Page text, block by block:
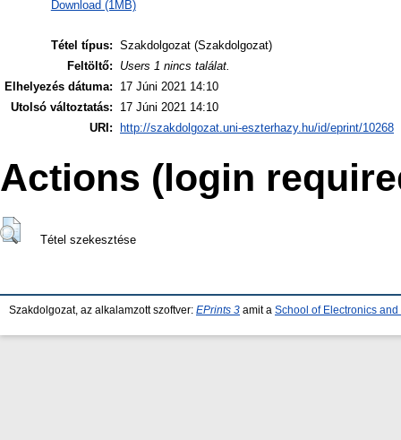
Download (1MB)
Tétel típus: Szakdolgozat (Szakdolgozat)
Feltöltő:
Users 1 nincs találat.
Elhelyezés dátuma:
17 Júni 2021 14:10
Utolsó változtatás:
17 Júni 2021 14:10
URI:
http://szakdolgozat.uni-eszterhazy.hu/id/eprint/10268
Actions (login
Tétel szekesztése
Szakdolgozat, az alkalamzott szoftver: EPrints 3 amit a School of Electronics